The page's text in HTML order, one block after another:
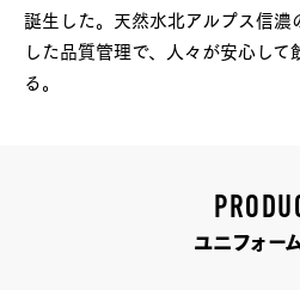
誕生した。天然水北アルプス信
した品質管理で、人々が安心し
る。
ユニフォー